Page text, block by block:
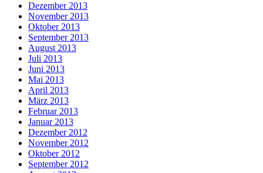
Dezember 2013
November 2013
Oktober 2013
September 2013
August 2013
Juli 2013
Juni 2013
Mai 2013
April 2013
März 2013
Februar 2013
Januar 2013
Dezember 2012
November 2012
Oktober 2012
September 2012